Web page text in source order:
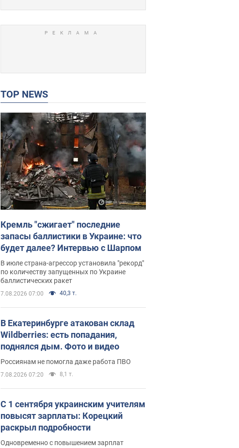
TOP NEWS
Кремль "сжигает" последние
запасы баллистики в Украине: что
будет далее? Интервью с Шарпом
В июле страна-агрессор установила "рекорд"
по количеству запущенных по Украине
баллистических ракет
7.08.2026 07:00 40,3 т.
В Екатеринбурге атакован склад
Wildberries: есть попадания,
поднялся дым. Фото и видео
Россиянам не помогла даже работа ПВО
7.08.2026 07:20 8,1 т.
С 1 сентября украинским учителям
повысят зарплаты: Корецкий
раскрыл подробности
Одновременно с повышением зарплат